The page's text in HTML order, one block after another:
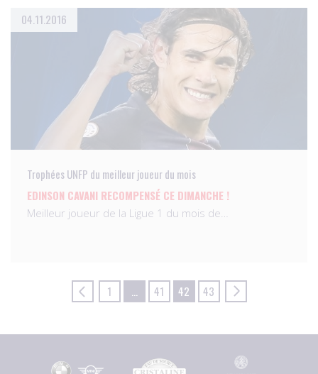
04.11.2016
Trophées UNFP du meilleur joueur du mois
EDINSON CAVANI RECOMPENSÉ CE DIMANCHE !
Meilleur joueur de la Ligue 1 du mois de…
1 … 41 42 43